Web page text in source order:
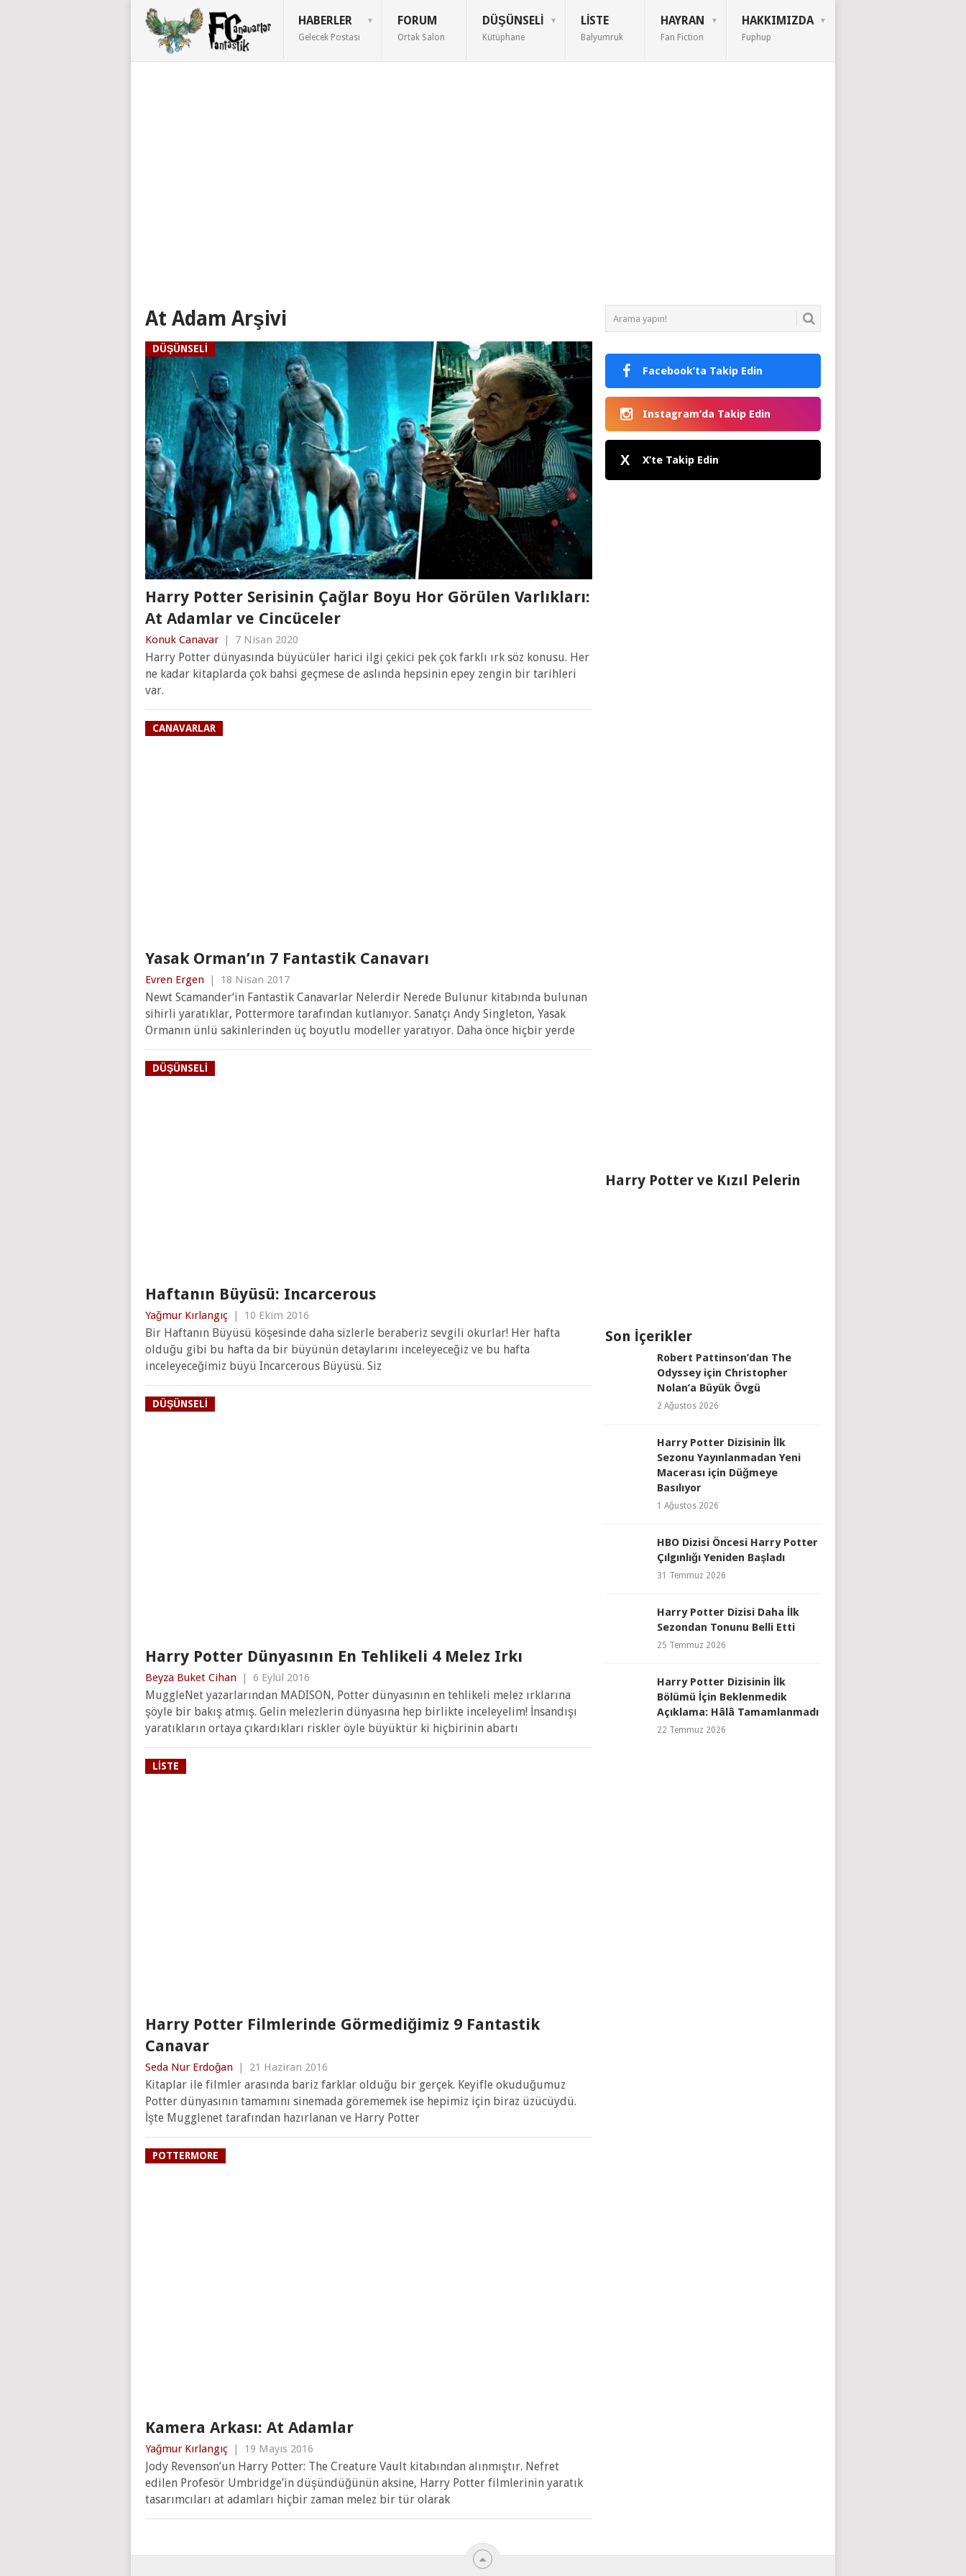
HABERLER
Gelecek Postası
FORUM
Ortak Salon
DÜŞÜNSELI
Kütüphane
LISTE
Balyumruk
HAYRAN
Fan Fiction
HAKKIMIZDA
Fuphup
At Adam Arşivi
DÜŞÜNSELI
Harry Potter Serisinin Çağlar Boyu Hor Görülen Varlıkları:
At Adamlar ve Cincüceler
Konuk Canavar | 7 Nisan 2020
Harry Potter dünyasında büyücüler harici ilgi çekici pek çok farklı ırk söz konusu. Her
ne kadar kitaplarda çok bahsi geçmese de aslında hepsinin epey zengin bir tarihleri
var.
CANAVARLAR
Yasak Orman’ın 7 Fantastik Canavarı
Evren Ergen | 18 Nisan 2017
Newt Scamander‘in Fantastik Canavarlar Nelerdir Nerede Bulunur kitabında bulunan
sihirli yaratıklar, Pottermore tarafından kutlanıyor. Sanatçı Andy Singleton, Yasak
Ormanın ünlü sakinlerinden üç boyutlu modeller yaratıyor. Daha önce hiçbir yerde
DÜŞÜNSELI
Haftanın Büyüsü: Incarcerous
Yağmur Kırlangıç | 10 Ekim 2016
Bir Haftanın Büyüsü köşesinde daha sizlerle beraberiz sevgili okurlar! Her hafta
olduğu gibi bu hafta da bir büyünün detaylarını inceleyeceğiz ve bu hafta
inceleyeceğimiz büyü Incarcerous Büyüsü. Siz
DÜŞÜNSELI
Harry Potter Dünyasının En Tehlikeli 4 Melez Irkı
Beyza Buket Cihan | 6 Eylül 2016
MuggleNet yazarlarından MADISON, Potter dünyasının en tehlikeli melez ırklarına
şöyle bir bakış atmış. Gelin melezlerin dünyasına hep birlikte inceleyelim! İnsandışı
yaratıkların ortaya çıkardıkları riskler öyle büyüktür ki hiçbirinin abartı
LISTE
Harry Potter Filmlerinde Görmediğimiz 9 Fantastik
Canavar
Seda Nur Erdoğan | 21 Haziran 2016
Kitaplar ile filmler arasında bariz farklar olduğu bir gerçek. Keyifle okuduğumuz
Potter dünyasının tamamını sinemada görememek ise hepimiz için biraz üzücüydü.
İşte Mugglenet tarafından hazırlanan ve Harry Potter
POTTERMORE
Kamera Arkası: At Adamlar
Yağmur Kırlangıç | 19 Mayıs 2016
Jody Revenson’un Harry Potter: The Creature Vault kitabından alınmıştır. Nefret
edilen Profesör Umbridge’in düşündüğünün aksine, Harry Potter filmlerinin yaratık
tasarımcıları at adamları hiçbir zaman melez bir tür olarak
Facebook’ta Takip Edin
Instagram’da Takip Edin
X X’te Takip Edin
Harry Potter ve Kızıl Pelerin
Son İçerikler
Robert Pattinson’dan The
Odyssey için Christopher
Nolan’a Büyük Övgü
2 Ağustos 2026
Harry Potter Dizisinin İlk
Sezonu Yayınlanmadan Yeni
Macerası için Düğmeye
Basılıyor
1 Ağustos 2026
HBO Dizisi Öncesi Harry Potter
Çılgınlığı Yeniden Başladı
31 Temmuz 2026
Harry Potter Dizisi Daha İlk
Sezondan Tonunu Belli Etti
25 Temmuz 2026
Harry Potter Dizisinin İlk
Bölümü İçin Beklenmedik
Açıklama: Hâlâ Tamamlanmadı
22 Temmuz 2026